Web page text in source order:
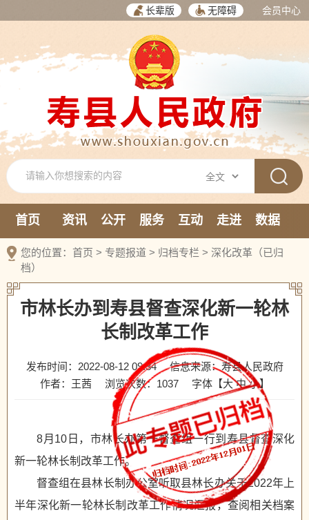
长辈版 无障碍 会员中心
首页 资讯 公开 服务 互动 走进
数据
新媒体
您的位置： 首页 > 专题报道 > 归档专栏 > 深化改革（已归
档）
市林长办到寿县督查深化新一轮林
长制改革工作
发布时间：2022-08-12 09:34
信息来源：寿县人民政府
作者：王茜
浏览次数： 1037 字体【大 中 小】
8月10日，市林长办第一督查组一行到寿县督查深化
新一轮林长制改革工作。
督查组在县林长制办公室听取县林长办关于2022年上
半年深化新一轮林长制改革工作情况汇报，查阅相关档案